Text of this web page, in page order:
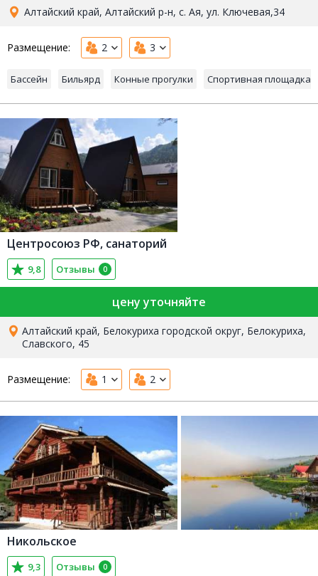
Алтайский край, Алтайский р-н, с. Ая, ул. Ключевая,34
Размещение: 2 3
Бассейн Бильярд Конные прогулки Спортивная площадка
Центросоюз РФ, санаторий
9,8 Отзывы 0
цену уточняйте
Алтайский край, Белокуриха городской округ, Белокуриха,
Славского, 45
Размещение: 1 2
Никольское
9,3 Отзывы 0